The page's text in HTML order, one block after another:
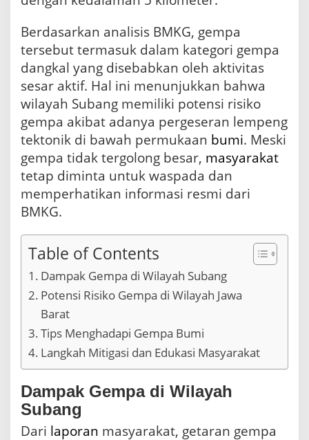
Berdasarkan analisis BMKG, gempa
tersebut termasuk dalam kategori gempa
dangkal yang disebabkan oleh aktivitas
sesar aktif. Hal ini menunjukkan bahwa
wilayah Subang memiliki potensi risiko
gempa akibat adanya pergeseran lempeng
tektonik di bawah permukaan bumi. Meski
gempa tidak tergolong besar, masyarakat
tetap diminta untuk waspada dan
memperhatikan informasi resmi dari
BMKG.
Table of Contents
Dampak Gempa di Wilayah Subang
Potensi Risiko Gempa di Wilayah Jawa
Barat
Tips Menghadapi Gempa Bumi
Langkah Mitigasi dan Edukasi Masyarakat
Dampak Gempa di Wilayah
Subang
Dari laporan masyarakat, getaran gempa